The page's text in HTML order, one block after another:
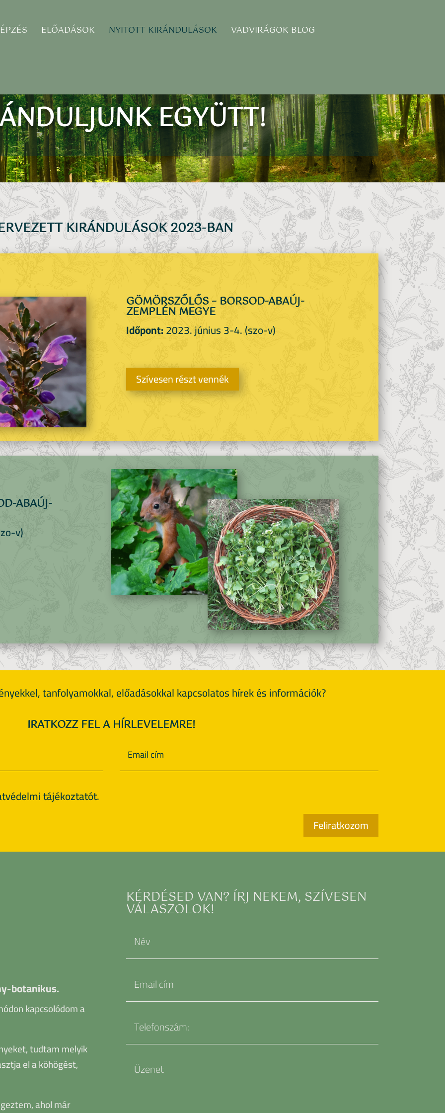
ELŐADÁSOK NYITOTT KIRÁNDULÁSOK VADVIRÁGOK BLOG
EGYÜTT!
KIRÁNDULÁSOK 2023-BAN
GÖMÖRSZŐLŐS – BORSOD-ABAÚJ-
ZEMPLÉN MEGYE
Időpont:2023. június 3-4. (szo-v)
Szívesen részt vennék
ABAÚJ-
v)
tanfolyamokkal, előadásokkal kapcsolatos hírek és információk?
IRATKOZZ FEL A HÍRLEVELEMRE!
tájékoztatót.
Feliratkozom
botanikus.
kapcsolódom a
tudtam melyik
el a köhögést,
ahol már
KÉRDÉSED VAN? ÍRJ NEKEM, SZÍVESEN
VÁLASZOLOK!